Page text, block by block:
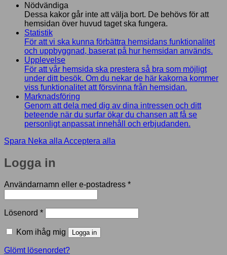
Nödvändiga
Dessa kakor går inte att välja bort. De behövs för att
hemsidan över huvud taget ska fungera.
Statistik
För att vi ska kunna förbättra hemsidans funktionalitet
och uppbyggnad, baserat på hur hemsidan används.
Upplevelse
För att vår hemsida ska prestera så bra som möjligt
under ditt besök. Om du nekar de här kakorna kommer
viss funktionalitet att försvinna från hemsidan.
Marknadsföring
Genom att dela med dig av dina intressen och ditt
beteende när du surfar ökar du chansen att få se
personligt anpassat innehåll och erbjudanden.
Spara Neka alla Acceptera alla
Logga in
Användarnamn eller e-postadress *Obligatoriskt
Lösenord *Obligatoriskt
Kom ihåg mig Logga in
Glömt lösenordet?